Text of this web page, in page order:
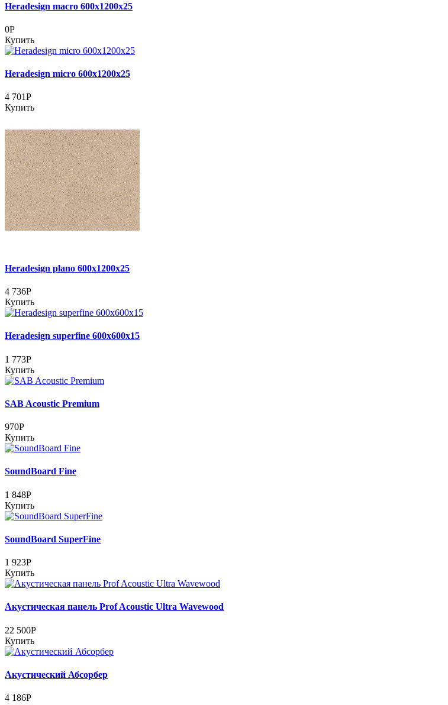
Heradesign macro 600х1200х25
0Р
Купить
Heradesign micro 600х1200х25
4 701Р
Купить
Heradesign plano 600х1200х25
4 736Р
Купить
Heradesign superfine 600х600х15
1 773Р
Купить
SAB Acoustic Premium
970Р
Купить
SoundBoard Fine
1 848Р
Купить
SoundBoard SuperFine
1 923Р
Купить
Акустическая панель Prof Acoustic Ultra Wavewood
22 500Р
Купить
Акустический Абсорбер
4 186Р